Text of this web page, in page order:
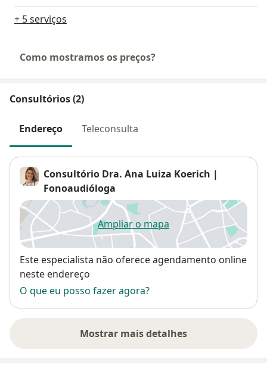
+ 5 serviços
Como mostramos os preços?
Consultórios (2)
Endereço Teleconsulta
Consultório Dra. Ana Luiza Koerich |
Fonoaudióloga
Ampliar o mapaabre num novo separador
Disponibilidade
Este especialista não oferece agendamento online
neste endereço
O que eu posso fazer agora?
Mostrar mais detalhes
sobre o endereço